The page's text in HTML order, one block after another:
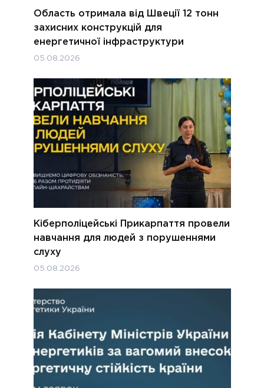
Область отримала від Швеції 12 тонн
захисних конструкцій для
енергетичної інфраструктури
05.08.2026
Кіберполіцейські Прикарпаття провели
навчання для людей з порушеннями
слуху
05.08.2026